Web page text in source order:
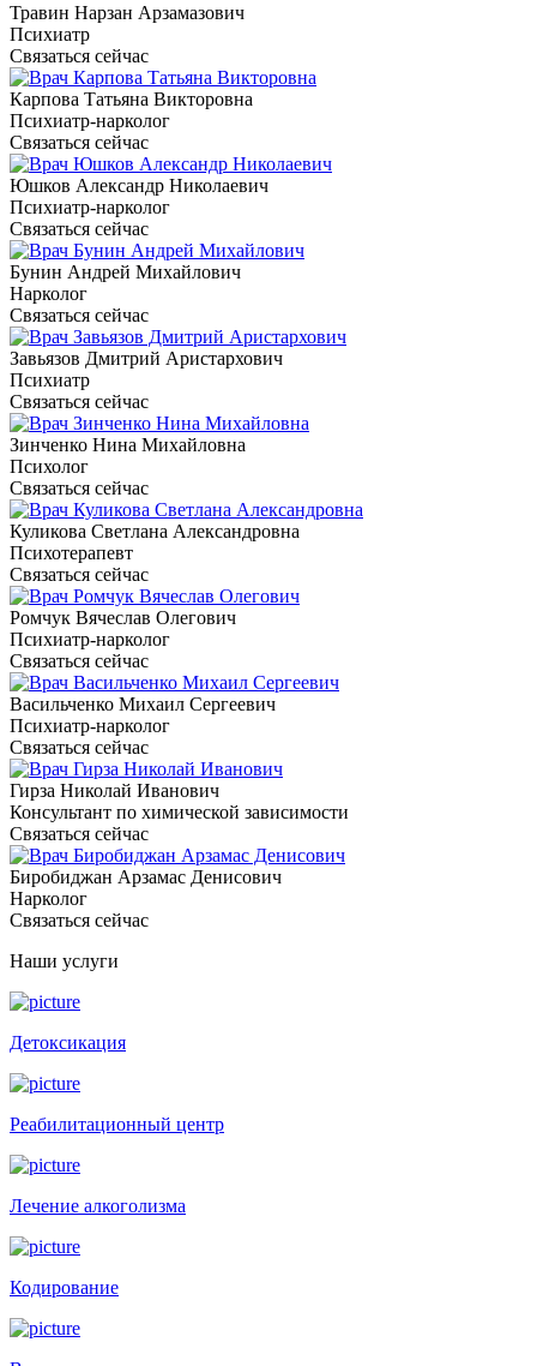
Травин Нарзан Арзамазович
Психиатр
Связаться сейчас
Карпова Татьяна Викторовна
Психиатр-нарколог
Связаться сейчас
Юшков Александр Николаевич
Психиатр-нарколог
Связаться сейчас
Бунин Андрей Михайлович
Нарколог
Связаться сейчас
Завьязов Дмитрий Аристархович
Психиатр
Связаться сейчас
Зинченко Нина Михайловна
Психолог
Связаться сейчас
Куликова Светлана Александровна
Психотерапевт
Связаться сейчас
Ромчук Вячеслав Олегович
Психиатр-нарколог
Связаться сейчас
Васильченко Михаил Сергеевич
Психиатр-нарколог
Связаться сейчас
Гирза Николай Иванович
Консультант по химической зависимости
Связаться сейчас
Биробиджан Арзамас Денисович
Нарколог
Связаться сейчас
Наши услуги
Детоксикация
Реабилитационный центр
Лечение алкоголизма
Кодирование